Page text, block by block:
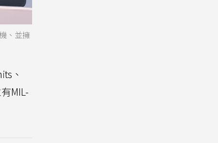
、並擁
、
MIL-